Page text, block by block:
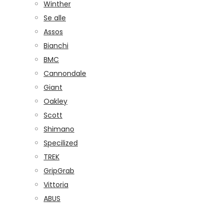
Winther
Se alle
Assos
Bianchi
BMC
Cannondale
Giant
Oakley
Scott
Shimano
Specilized
TREK
GripGrab
Vittoria
ABUS